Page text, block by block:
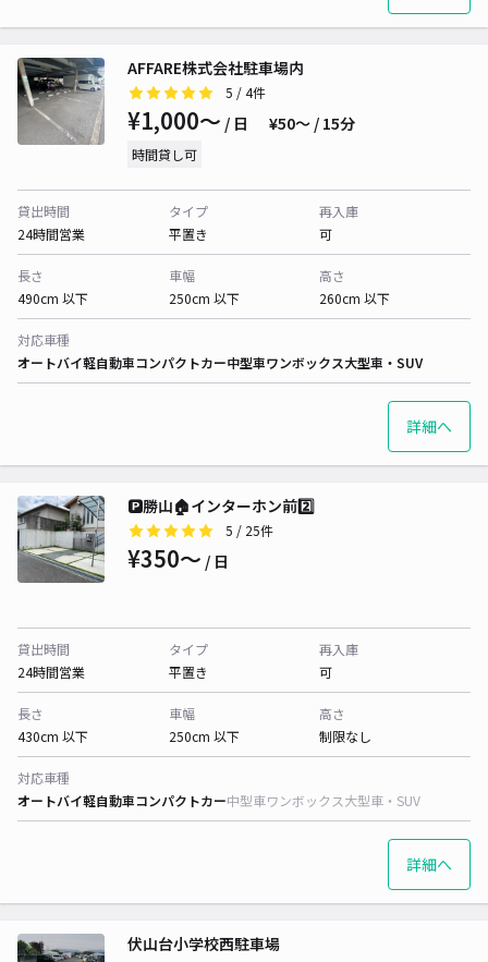
AFFARE株式会社駐車場内
5 / 4件
¥1,000〜 / 日 ¥50〜 / 15分
時間貸し可
貸出時間
24時間営業
タイプ
平置き
再入庫
可
長さ
490cm 以下
車幅
250cm 以下
高さ
260cm 以下
対応車種
オートバイ軽自動車コンパクトカー中型車ワンボックス大型車・SUV
詳細へ
🅿︎勝山🏠インターホン前2️⃣
5 / 25件
¥350〜 / 日
貸出時間
24時間営業
タイプ
平置き
再入庫
可
長さ
430cm 以下
車幅
250cm 以下
高さ
制限なし
対応車種
オートバイ軽自動車コンパクトカー中型車ワンボックス大型車・SUV
詳細へ
伏山台小学校西駐車場